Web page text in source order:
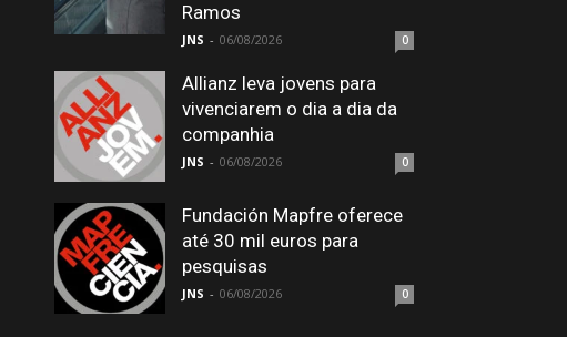
Ramos
JNS - 06/08/2026 0
Allianz leva jovens para
vivenciarem o dia a dia da
companhia
JNS - 06/08/2026 0
Fundación Mapfre oferece
até 30 mil euros para
pesquisas
JNS - 06/08/2026 0